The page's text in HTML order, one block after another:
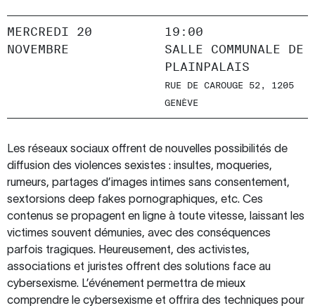
MERCREDI 20
NOVEMBRE
19:00
SALLE COMMUNALE DE
PLAINPALAIS
RUE DE CAROUGE 52, 1205
GENÈVE
Les réseaux sociaux offrent de nouvelles possibilités de
diffusion des violences sexistes : insultes, moqueries,
rumeurs, partages d’images intimes sans consentement,
sextorsions deep fakes pornographiques, etc. Ces
contenus se propagent en ligne à toute vitesse, laissant les
victimes souvent démunies, avec des conséquences
parfois tragiques. Heureusement, des activistes,
associations et juristes offrent des solutions face au
cybersexisme. L’événement permettra de mieux
comprendre le cybersexisme et offrira des techniques pour